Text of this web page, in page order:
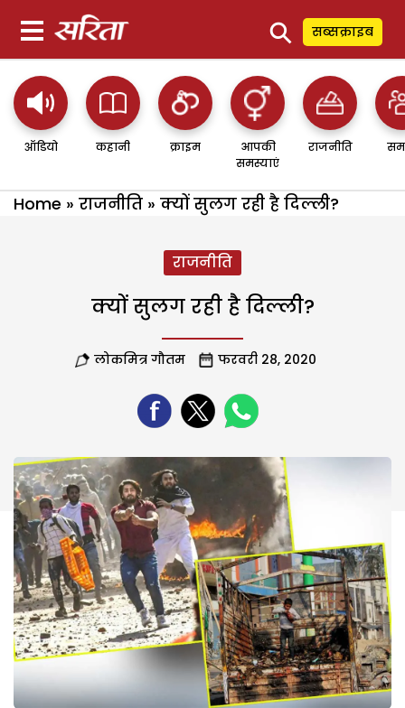
⚲ सब्सक्राइब
ऑडियो कहानी क्राइम
आपकी
समस्याएं
राजनीति
Home » राजनीति » क्यों सुलग रही है दिल्ली?
राजनीति
क्यों सुलग रही है दिल्ली?
लोकमित्र गौतम फरवरी 28, 2020